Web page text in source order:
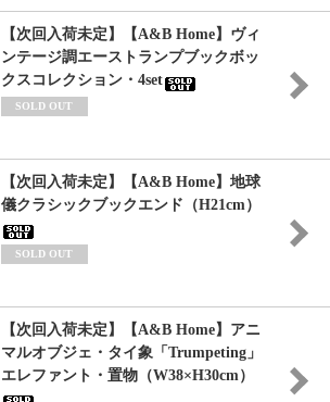
【次回入荷未定】【A&B Home】ヴィ
ンテージ調エーストランプブックボッ
クスコレクション・4set
SOLD OUT
【次回入荷未定】【A&B Home】地球
儀クラシックブックエンド（H21cm）
SOLD OUT
【次回入荷未定】【A&B Home】アニ
マルオブジェ・タイ象「Trumpeting」
エレファント・置物（W38×H30cm）